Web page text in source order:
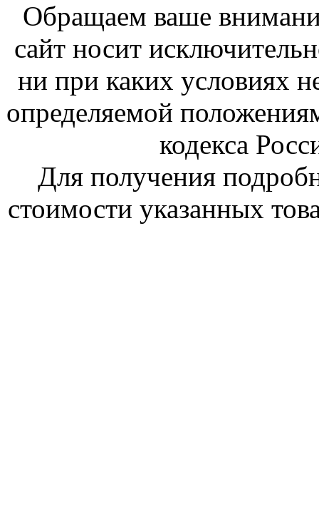
Обращаем ваше
сайт носит
ни при каких условиях
определяемой
кодекса
Для получения
стоимости указанных